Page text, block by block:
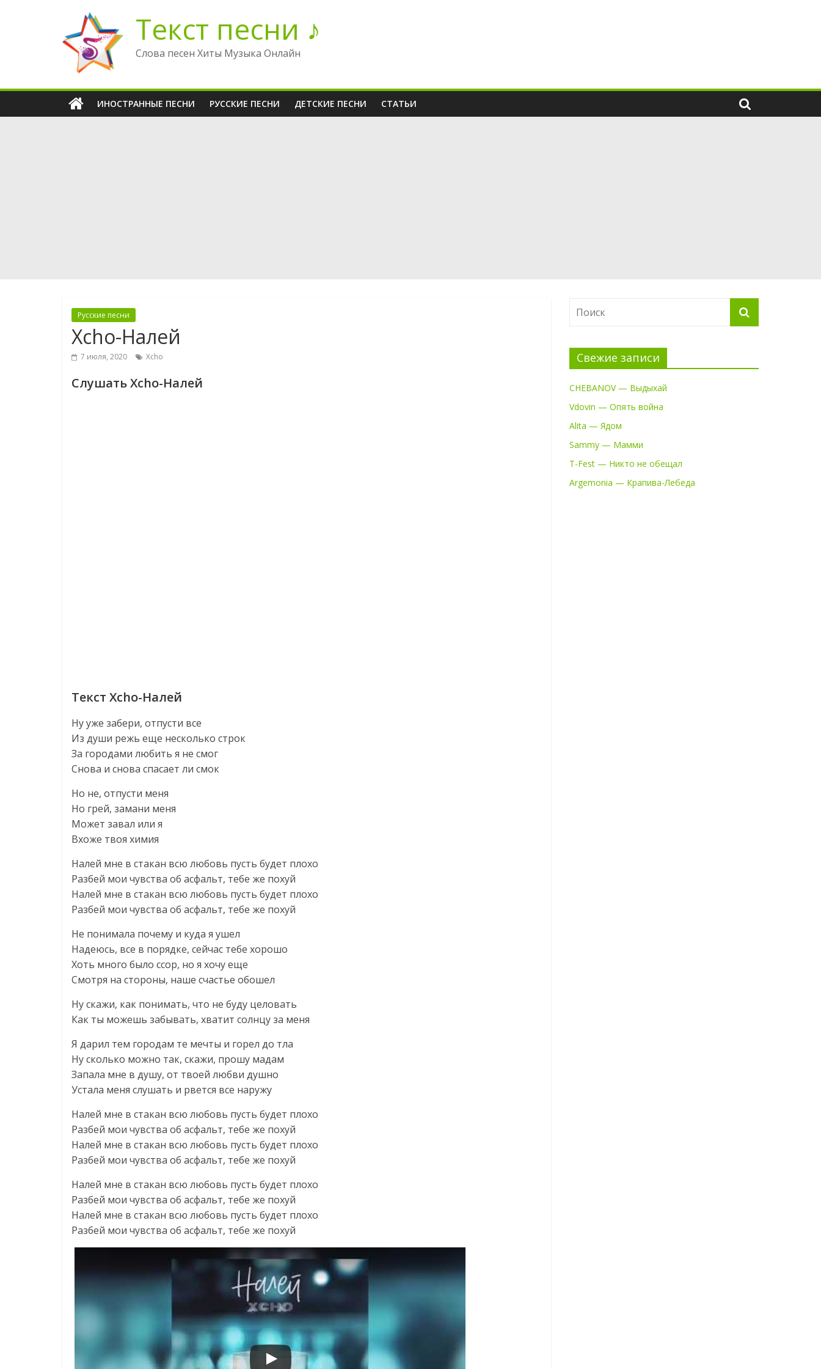
содержимому
Текст песни ♪
Слова песен Хиты Музыка Онлайн
ИНОСТРАННЫЕ ПЕСНИ РУССКИЕ ПЕСНИ ДЕТСКИЕ ПЕСНИ СТАТЬИ
Русские песни
Xcho-Налей
7 июля, 2020 Xcho
Слушать Xcho-Налей
Текст Xcho-Налей
Ну уже забери, отпусти все
Из души режь еще несколько строк
За городами любить я не смог
Снова и снова спасает ли смок
Но не, отпусти меня
Но грей, замани меня
Может завал или я
Вхоже твоя химия
Налей мне в стакан всю любовь пусть будет плохо
Разбей мои чувства об асфальт, тебе же похуй
Налей мне в стакан всю любовь пусть будет плохо
Разбей мои чувства об асфальт, тебе же похуй
Не понимала почему и куда я ушел
Надеюсь, все в порядке, сейчас тебе хорошо
Хоть много было ссор, но я хочу еще
Смотря на стороны, наше счастье обошел
Ну скажи, как понимать, что не буду целовать
Как ты можешь забывать, хватит солнцу за меня
Я дарил тем городам те мечты и горел до тла
Ну сколько можно так, скажи, прошу мадам
Запала мне в душу, от твоей любви душно
Устала меня слушать и рвется все наружу
Налей мне в стакан всю любовь пусть будет плохо
Разбей мои чувства об асфальт, тебе же похуй
Налей мне в стакан всю любовь пусть будет плохо
Разбей мои чувства об асфальт, тебе же похуй
Налей мне в стакан всю любовь пусть будет плохо
Разбей мои чувства об асфальт, тебе же похуй
Налей мне в стакан всю любовь пусть будет плохо
Разбей мои чувства об асфальт, тебе же похуй
Свежие записи
CHEBANOV — Выдыхай
Vdovin — Опять война
Alita — Ядом
Sammy — Мамми
T-Fest — Никто не обещал
Argemonia — Крапива-Лебеда